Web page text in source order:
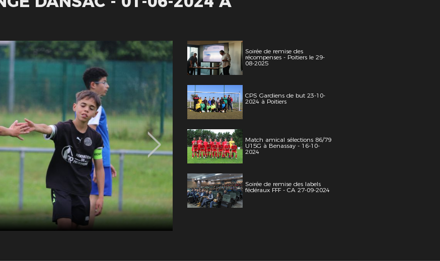
Soirée de remise des
récompenses - Poitiers le 29-
08-2025
CPS Gardiens de but 23-10-
2024 à Poitiers
Match amical sélections 86/79
U15G à Benassay - 16-10-
2024
Soirée de remise des labels
fédéraux FFF - CA 27-09-2024